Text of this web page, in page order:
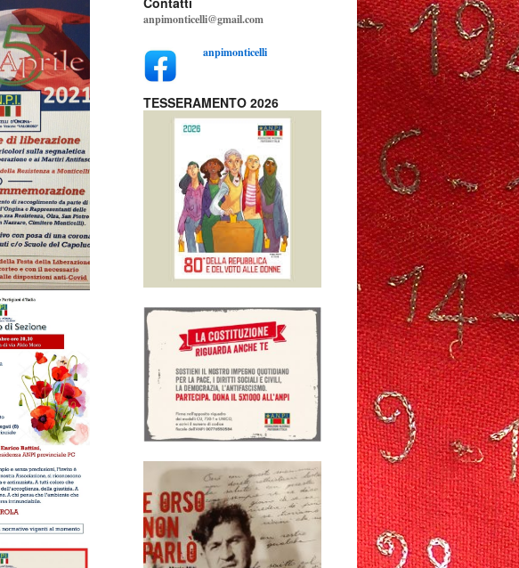
anpimonticelli@gmail.com
anpimonticelli
TESSERAMENTO 2026